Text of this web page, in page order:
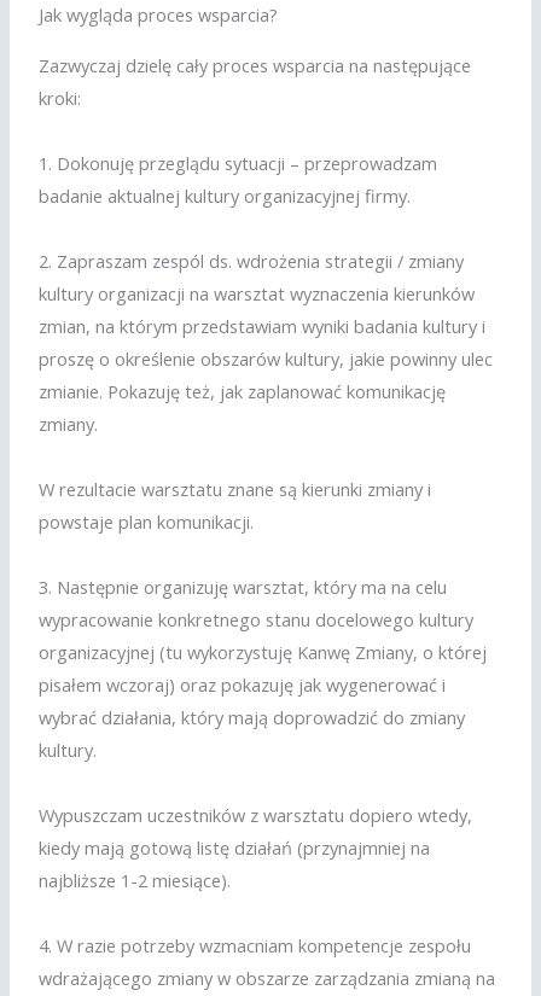
Jak wygląda proces wsparcia?
Zazwyczaj dzielę cały proces wsparcia na następujące
kroki:
1. Dokonuję przeglądu sytuacji – przeprowadzam
badanie aktualnej kultury organizacyjnej firmy.
2. Zapraszam zespól ds. wdrożenia strategii / zmiany
kultury organizacji na warsztat wyznaczenia kierunków
zmian, na którym przedstawiam wyniki badania kultury i
proszę o określenie obszarów kultury, jakie powinny ulec
zmianie. Pokazuję też, jak zaplanować komunikację
zmiany.
W rezultacie warsztatu znane są kierunki zmiany i
powstaje plan komunikacji.
3. Następnie organizuję warsztat, który ma na celu
wypracowanie konkretnego stanu docelowego kultury
organizacyjnej (tu wykorzystuję Kanwę Zmiany, o której
pisałem wczoraj) oraz pokazuję jak wygenerować i
wybrać działania, który mają doprowadzić do zmiany
kultury.
Wypuszczam uczestników z warsztatu dopiero wtedy,
kiedy mają gotową listę działań (przynajmniej na
najbliższe 1-2 miesiące).
4. W razie potrzeby wzmacniam kompetencje zespołu
wdrażającego zmiany w obszarze zarządzania zmianą na